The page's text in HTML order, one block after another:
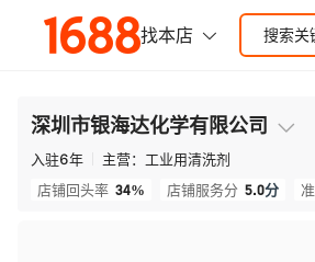
深圳市银海达化学有限公司
入驻6年 主营： 工业用清洗剂
店铺回头率 34% 店铺服务分 5.0分